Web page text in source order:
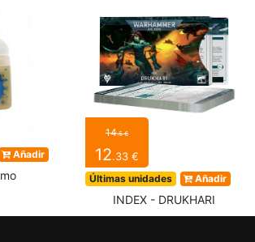
Añadir
14.5 €
12.33 €
Últimas unidades Añadir
INDEX - DRUKHARI